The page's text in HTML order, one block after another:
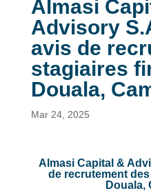
Almasi
Advisory
avis de
stagiaires
Douala,
Mar 24, 2025
Almasi Capital &
de recrutement
Douala,